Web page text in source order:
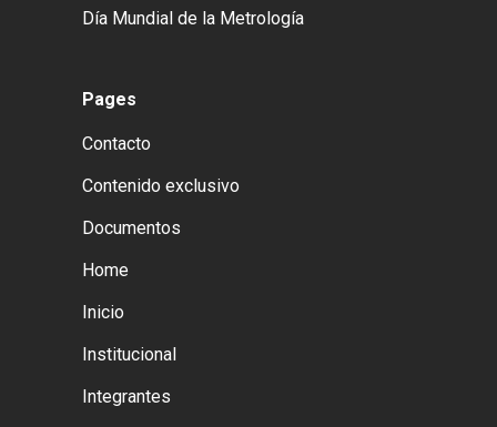
Día Mundial de la Metrología
Pages
Contacto
Contenido exclusivo
Documentos
Home
Inicio
Institucional
Integrantes